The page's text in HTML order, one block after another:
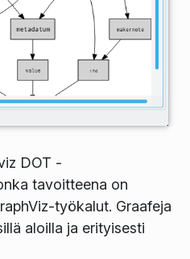
DOT -
tavoitteena on
työkalut. Graafeja
aloilla ja erityisesti